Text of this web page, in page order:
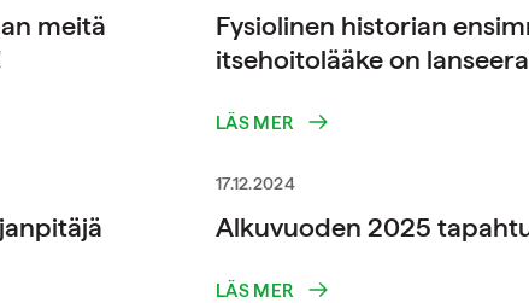
meitä
Fysiolinen historian
itsehoitolääke on
LÄS MER
17.12.2024
Alkuvuoden 2025
LÄS MER